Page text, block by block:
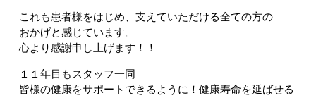
これも患者様をはじめ、支えていただける全ての方の
おかげと感じています。
心より感謝申し上げます！！
１１年目もスタッフ一同
皆様の健康をサポートできるように！健康寿命を延ばせる